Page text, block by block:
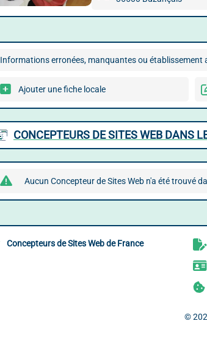
Informations erronées, manquantes ou établissement
Ajouter une fiche locale
CONCEPTEURS DE SITES WEB DANS
Aucun Concepteur de Sites Web n'a été trouvé
Concepteurs de Sites Web de France
©